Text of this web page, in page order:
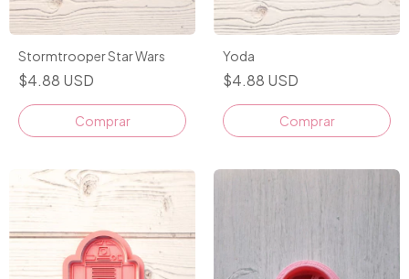
Stormtrooper Star Wars
$4.88 USD
Comprar
Yoda
$4.88 USD
Comprar